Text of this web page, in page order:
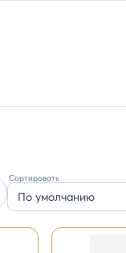
Сортировать
По умолчанию